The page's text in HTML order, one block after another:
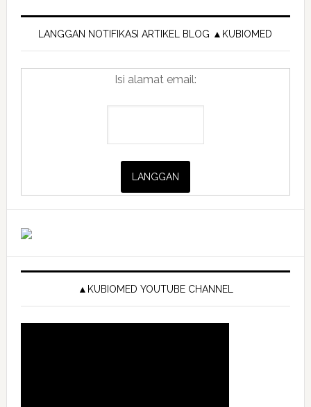
Primary
Sidebar
LANGGAN NOTIFIKASI ARTIKEL BLOG ▲KUBIOMED
Isi alamat email:
▲KUBIOMED YOUTUBE CHANNEL